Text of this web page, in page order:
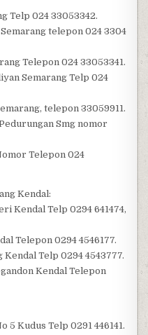
Telp 024 33053342.
telepon 024 3304
Telepon 024 33053341.
Semarang Telp 024
telepon 33059911.
Smg nomor
Telepon 024
Kendal:
Kendal Telp 0294 641474,
Telepon 0294 4546177.
Telp 0294 4543777.
Kendal Telepon
5 Kudus Telp 0291 446141.